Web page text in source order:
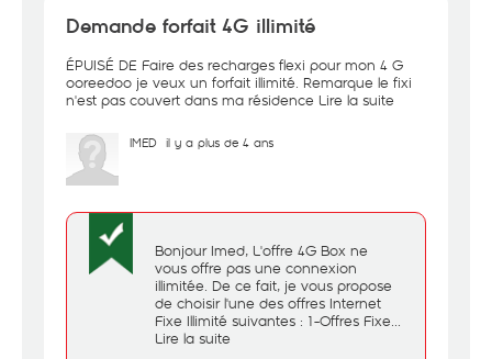
Demande forfait 4G illimité
ÉPUISÉ DE Faire des recharges flexi pour mon 4 G
ooreedoo je veux un forfait illimité. Remarque le fixi
n'est pas couvert dans ma résidence Lire la suite
IMED il y a plus de 4 ans
Bonjour Imed, L'offre 4G Box ne
vous offre pas une connexion
illimitée. De ce fait, je vous propose
de choisir l'une des offres Internet
Fixe Illimité suivantes : 1-Offres Fixe...
Lire la suite